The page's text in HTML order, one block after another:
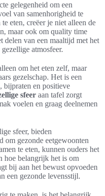
gelegenheid om een
van samenhorigheid te
eten, creëer je niet alleen de
maar ook om quality time
delen van een maaltijd met het
atmosfeer.
om het eten zelf, maar
gezelschap. Het is een
bijpraten en positieve
sfeer aan tafel zorgt
voelen en graag deelnemen
sfeer, bieden
om gezonde eetgewoonten
te eten, kunnen ouders het
hoe belangrijk het is om
bij aan het bewust opvoeden
een gezonde levensstijl.